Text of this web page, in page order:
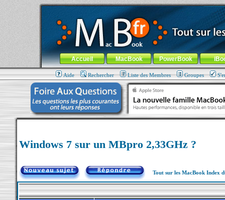
MacBook-fr.com : 100% Apple... 100% nomade !
Aller au contenu-Aller au menu général-Aller au menu de
Menu général
Accueil MacBook PowerBook
Aide Rechercher Liste des Membres Groupes
Windows 7 sur un MBpro 2,33GHz ?
Tout sur les MacBook Index